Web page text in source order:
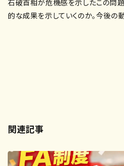
的な成果を示していくのか。今後の
関連記事